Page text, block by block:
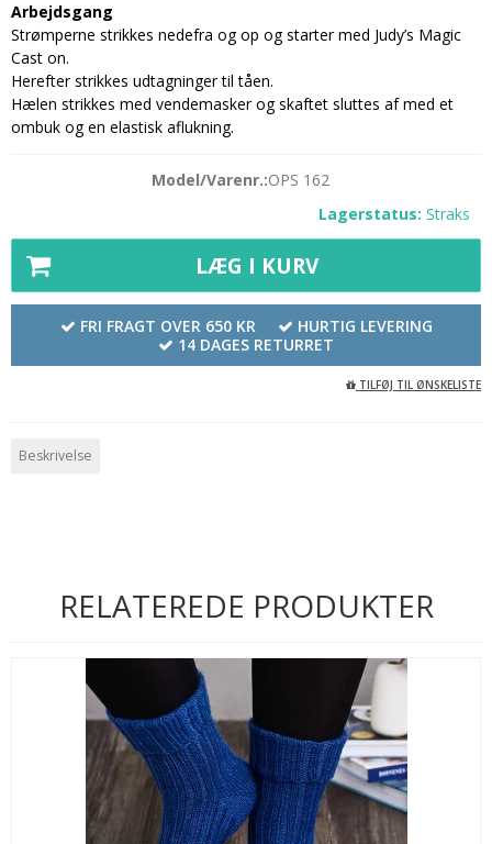
Arbejdsgang
Strømperne strikkes nedefra og op og starter med Judy’s Magic
Cast on.
Herefter strikkes udtagninger til tåen.
Hælen strikkes med vendemasker og skaftet sluttes af med et
ombuk og en elastisk aflukning.
Model/Varenr.:OPS 162
Lagerstatus: Straks
LÆG I KURV
FRI FRAGT OVER 650 KR
HURTIG LEVERING
14 DAGES RETURRET
TILFØJ TIL ØNSKELISTE
Beskrivelse
RELATEREDE PRODUKTER